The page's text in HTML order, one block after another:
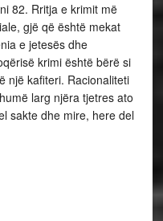
82. Rritja e krimit më
gjë që është mekat
e jetesës dhe
krimi është bërë si
një kafiteri. Racionaliteti
larg njëra tjetres ato
sakte dhe mire, here del